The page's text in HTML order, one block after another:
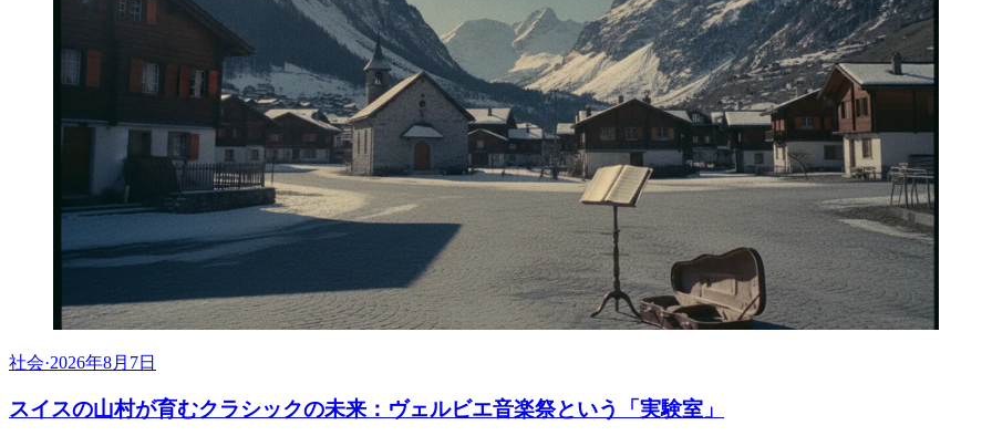
社会·2026年8月7日
スイスの山村が育むクラシックの未来：ヴェルビエ音楽祭という「実験室」